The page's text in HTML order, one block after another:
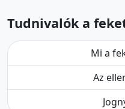
Tudnivalók a
Mi a
Az